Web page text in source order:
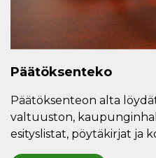
Päätöksenteko
Päätöksenteon alta
valtuuston,
esityslistat, pöytäkirjat ja